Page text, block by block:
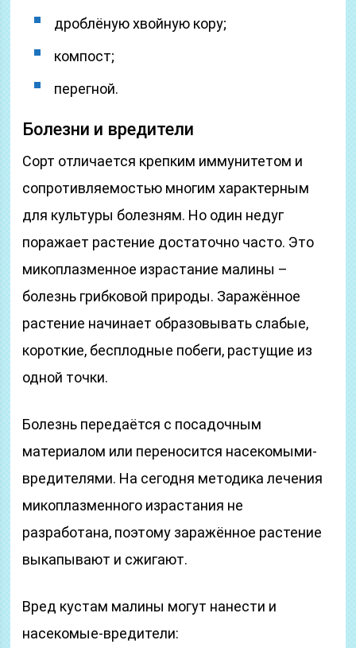
дроблёную хвойную кору;
компост;
перегной.
Болезни и вредители
Сорт отличается крепким иммунитетом и
сопротивляемостью многим характерным
для культуры болезням. Но один недуг
поражает растение достаточно часто. Это
микоплазменное израстание малины –
болезнь грибковой природы. Заражённое
растение начинает образовывать слабые,
короткие, бесплодные побеги, растущие из
одной точки.
Болезнь передаётся с посадочным
материалом или переносится насекомыми-
вредителями. На сегодня методика лечения
микоплазменного израстания не
разработана, поэтому заражённое растение
выкапывают и сжигают.
Вред кустам малины могут нанести и
насекомые-вредители: